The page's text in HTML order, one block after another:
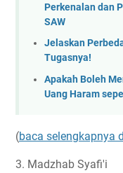
Perkenalan dan
SAW
Jelaskan
Tugasnya!
Apakah Boleh
Uang Haram
(baca selengkapnya
3. Madzhab Syafi'i